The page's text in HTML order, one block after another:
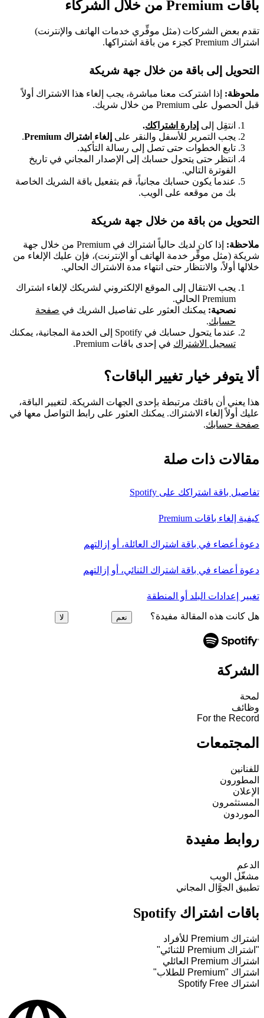
باقات Premium من خلال الشركاء
تقدم بعض الشركات (مثل موفِّري خدمات الهاتف والإنترنت)
اشتراك Premium كجزء من باقة اشتراكها.
التحويل إلى باقة من خلال جهة شريكة
ملحوظة: إذا اشتركت معنا مباشرة، يجب إلغاء هذا الاشتراك أولاً
قبل الحصول على Premium من خلال شريك.
انتقِل إلى إدارة اشتراكك.
يجب التمرير للأسفل والنقر على إلغاء اشتراك Premium
.
تابع الخطوات حتى تصل إلى رسالة التأكيد.
انتظر حتى يتحول حسابك إلى الإصدار المجاني في تاريخ
الفوترة التالي.
عندما يكون حسابك مجانياً، قم بتفعيل باقة الشريك الخاصة
بك من موقعه على الويب.
التحويل من باقة من خلال جهة شريكة
ملاحظة:
إذا كان لديك حالياً اشتراك في Premium من خلال جهة
شريكة (مثل موفِّر خدمة الهاتف أو الإنترنت)، فإن عليك الإلغاء من
خلالها أولاً، والانتظار حتى انتهاء مدة الاشتراك الحالي.
يجب الانتقال إلى الموقع الإلكتروني لشريكك لإلغاء اشتراك
Premium الحالي.
نصحية: يمكنك العثور على تفاصيل الشريك في صفحة
حسابك.
عندما يتحول حسابك في Spotify إلى الخدمة المجانية، يمكنك
تسجيل الاشتراك في إحدى باقات Premium.
ألا يتوفر خيار تغيير الباقات؟
هذا يعني أن باقتك مرتبطة بإحدى الجهات الشريكة. لتغيير الباقة،
عليك أولاً إلغاء الاشتراك. يمكنك العثور على رابط التواصل معها في
صفحة حسابك.
مقالات ذات صلة
تفاصيل باقة اشتراكك على Spotify
كيفية إلغاء باقات Premium
دعوة أعضاء في باقة اشتراك العائلة، أو إزالتهم
دعوة أعضاء في باقة اشتراك الثنائي، أو إزالتهم
تغيير إعدادات البلد أو المنطقة
هل كانت هذه المقالة مفيدة؟ نعم لا
الشركة
لمحة
وظائف
For the Record
المجتمعات
للفنانين
المطورون
الإعلان
المستثمرون
الموردون
روابط مفيدة
الدعم
مشغّل الويب
تطبيق الجوَّال المجاني
باقات اشتراك Spotify
اشتراك Premium للأفراد
"اشتراك Premium للثنائي"
اشتراك Premium العائلي
اشتراك "Premium للطلاب"
اشتراك Spotify Free